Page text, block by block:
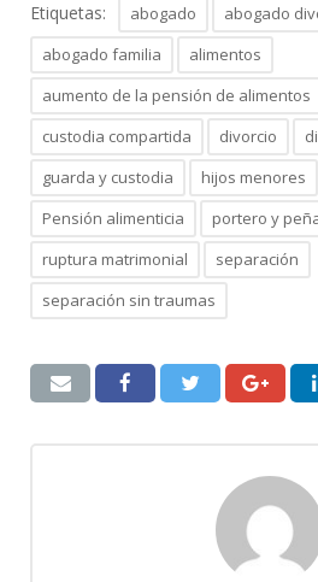
Etiquetas: abogado
abogado
abogado familia
alimentos
aumento de la pensión de alimentos
custodia compartida
divorcio
guarda y custodia
hijos menores
Pensión alimenticia
portero y
ruptura matrimonial
separación
separación sin traumas